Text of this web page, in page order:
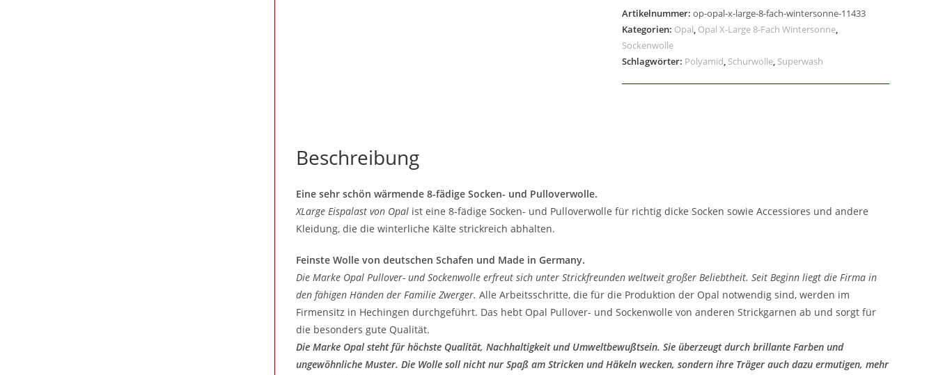
Artikelnummer:op-opal-x-large-8-fach-wintersonne-11433
Kategorien: Opal, Opal X-Large 8-Fach Wintersonne,
Sockenwolle
Schlagwörter: Polyamid, Schurwolle, Superwash
Beschreibung
Eine sehr schön wärmende 8-fädige Socken- und Pulloverwolle.
XLarge Eispalast von Opalist eine 8-fädige Socken- und Pulloverwolle für richtig dicke Socken sowie Accessiores und andere
Kleidung, die die winterliche Kälte strickreich abhalten.
Feinste Wolle von deutschen Schafen und Made in Germany.
Die Marke Opal Pullover- und Sockenwolle erfreut sich unter Strickfreunden weltweit großer Beliebtheit. Seit Beginn liegt die Firma in
den fähigen Händen der Familie Zwerger. Alle Arbeitsschritte, die für die Produktion der Opal notwendig sind, werden im
Firmensitz in Hechingen durchgeführt. Das hebt Opal Pullover- und Sockenwolle von anderen Strickgarnen ab und sorgt für
die besonders gute Qualität.
Die Marke Opal steht für höchste Qualität, Nachhaltigkeit und Umweltbewußtsein. Sie überzeugt durch brillante Farben und
ungewöhnliche Muster. Die Wolle soll nicht nur Spaß am Stricken und Häkeln wecken, sondern ihre Träger auch dazu ermutigen, mehr